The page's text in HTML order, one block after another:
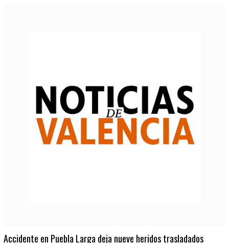
Accidente en Puebla Larga deja nueve heridos trasladados